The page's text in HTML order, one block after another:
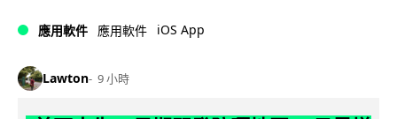
應用軟件 應用軟件 iOS App
Lawton 9 小時